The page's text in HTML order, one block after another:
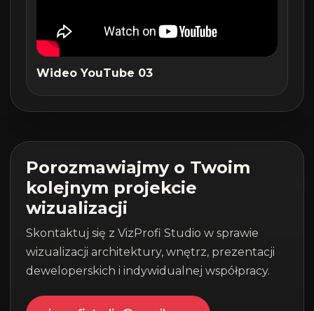
Wideo YouTube 03
Porozmawiajmy o Twoim
kolejnym projekcie
wizualizacji
Skontaktuj się z VizProfi Studio w sprawie
wizualizacji architektury, wnętrz, prezentacji
deweloperskich i indywidualnej współpracy.